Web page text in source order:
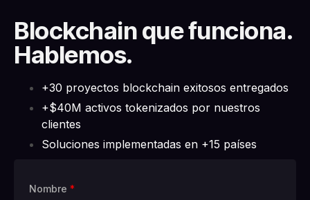
Blockchain que funciona.
Hablemos.
+30 proyectos blockchain exitosos entregados
+$40M activos tokenizados por nuestros
clientes
Soluciones implementadas en +15 países
Nombre *